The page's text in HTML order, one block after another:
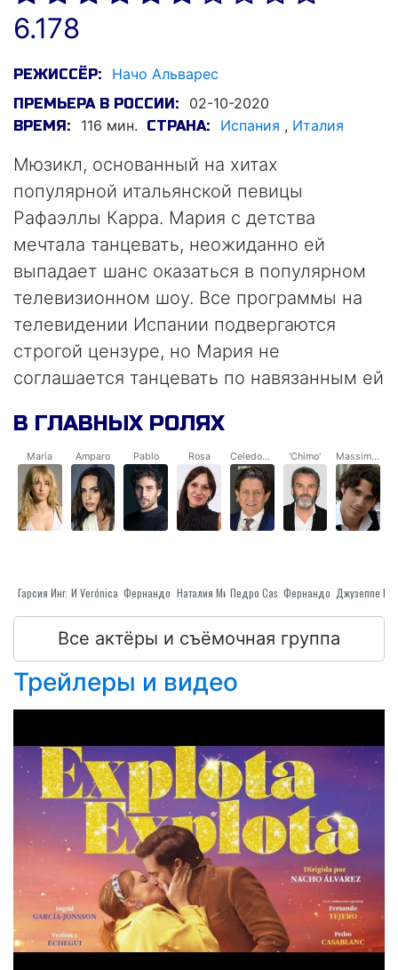
6.178
РЕЖИССЁР: Начо Альварес
ПРЕМЬЕРА В РОССИИ: 02-10-2020
ВРЕМЯ: 116 мин. СТРАНА: Испания , Италия
Мюзикл, основанный на хитах
популярной итальянской певицы
Рафаэллы Карра. Мария с детства
мечтала танцевать, неожиданно ей
выпадает шанс оказаться в популярном
телевизионном шоу. Все программы на
телевидении Испании подвергаются
строгой цензуре, но Мария не
соглашается танцевать по навязанным ей
В ГЛАВНЫХ РОЛЯХ
María
Гарсия Ингрид Юнссон
Amparo
И Verónica Echegui
Pablo
Фернандо Всеми Играм Guallar
Rosa
Наталия Миллан
Celedonio
Педро Casablanc
'Chimo'
Фернандо Tejero
Massimiliano
Все актёры и съёмочная группа
Трейлеры и видео